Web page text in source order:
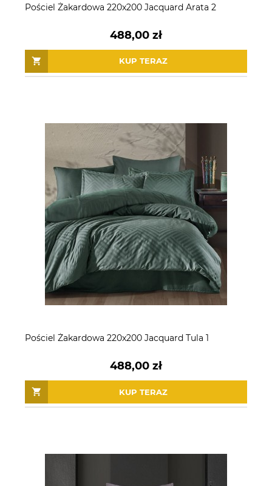
Pościel Żakardowa 220x200 Jacquard Arata 2
488,00 zł
KUP TERAZ
Pościel Żakardowa 220x200 Jacquard Tula 1
488,00 zł
KUP TERAZ